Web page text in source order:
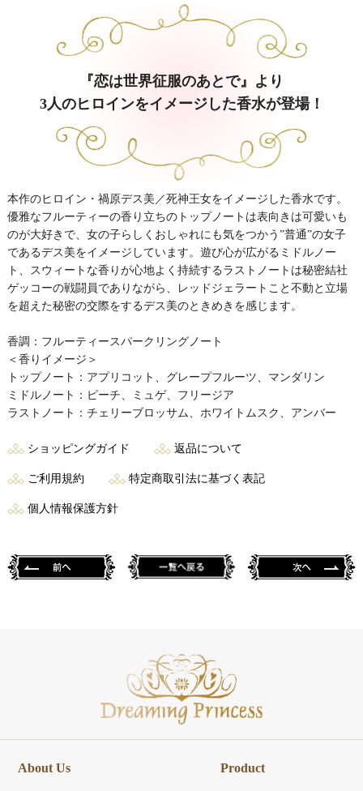
『恋は世界征服のあとで』より
3人のヒロインをイメージした香水が登場！
本作のヒロイン・禍原デス美／死神王女をイメージした香水です。
優雅なフルーティーの香り立ちのトップノートは表向きは可愛いも
のが大好きで、女の子らしくおしゃれにも気をつかう”普通”の女子
であるデス美をイメージしています。遊び心が広がるミドルノー
ト、スウィートな香りが心地よく持続するラストノートは秘密結社
ゲッコーの戦闘員でありながら、レッドジェラートこと不動と立場
を超えた秘密の交際をするデス美のときめきを感じます。
香調：フルーティースパークリングノート
＜香りイメージ＞
トップノート：アプリコット、グレープフルーツ、マンダリン
ミドルノート：ピーチ、ミュゲ、フリージア
ラストノート：チェリーブロッサム、ホワイトムスク、アンバー
ショッピングガイド 返品について
ご利用規約 特定商取引法に基づく表記
個人情報保護方針
About Us Product